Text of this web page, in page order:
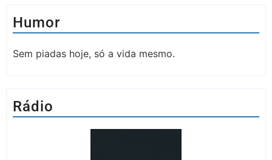
Humor
Sem piadas hoje, só a vida mesmo.
Rádio